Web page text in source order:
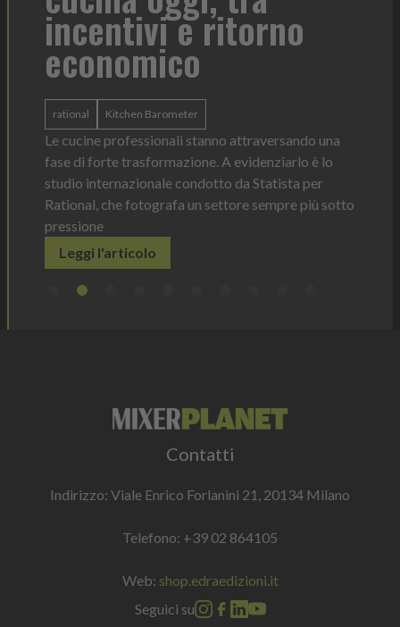
attraversando una
A evidenziarlo è lo
da Statista per
sempre più sotto
Heinz Mayonnaise Heinz
La novità di quest'anno è la Chef Bottle
ergonomica, con perfetta visibilità sul
dosaggio sempre sotto controllo
Leggi l'articolo
Contatti
Indirizzo: Viale Enrico Forlanini 21, 20134 Milano
Telefono: +39 02 864105
Web: shop.edraedizioni.it
Seguici su